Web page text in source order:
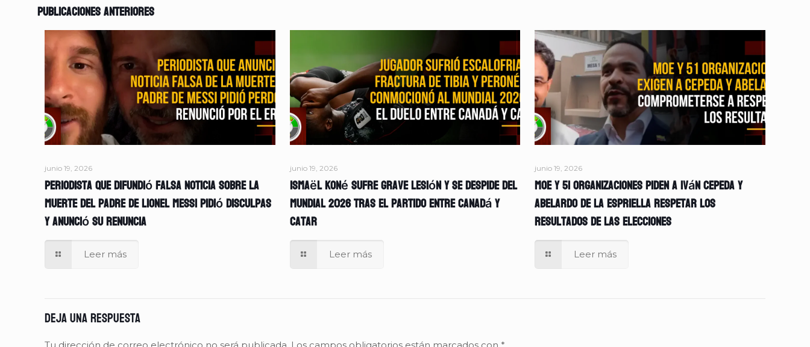
Publicaciones anteriores
junio 19, 2026
Periodista que difundió falsa noticia sobre la
muerte del padre de Lionel Messi pidió disculpas
y anunció su renuncia
Leer más
junio 19, 2026
Ismaël Koné sufre grave lesión y se despide del
Mundial 2026 tras el partido entre Canadá y
Catar
Leer más
junio 19, 2026
MOE y 51 organizaciones piden a Iván Cepeda y
Abelardo de la Espriella respetar los
resultados de las elecciones
Leer más
Deja una respuesta